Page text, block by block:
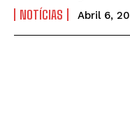
NOTÍCIAS Abril 6,